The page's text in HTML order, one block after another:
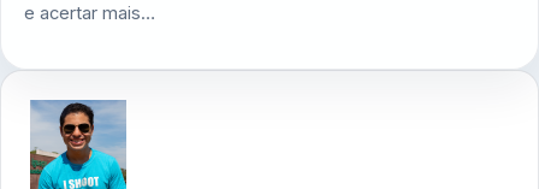
e acertar mais…